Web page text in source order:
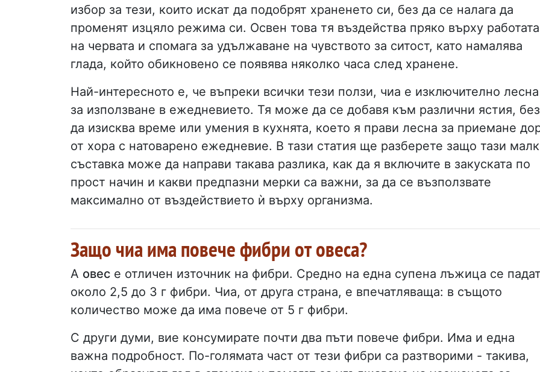
избор за тези, които искат да подобрят храненето си, без да се налага да
променят изцяло режима си. Освен това тя въздейства пряко върху работата
на червата и спомага за удължаване на чувството за ситост, като намалява
глада, който обикновено се появява няколко часа след хранене.
Най-интересното е, че въпреки всички тези ползи, чиа е изключително лесна
за използване в ежедневието. Тя може да се добавя към различни ястия, без
да изисква време или умения в кухнята, което я прави лесна за приемане
от хора с натоварено ежедневие. В тази статия ще разберете защо тази
съставка може да направи такава разлика, как да я включите в закуската по
прост начин и какви предпазни мерки са важни, за да се възползвате
максимално от въздействието ѝ върху организма.
Защо чиа има повече фибри от овеса?
A овес е отличен източник на фибри. Средно на една супена лъжица се
около 2,5 до 3 г фибри. Чиа, от друга страна, е впечатляваща: в същото
количество може да има повече от 5 г фибри.
С други думи, вие консумирате почти два пъти повече фибри. Има и една
важна подробност. По-голямата част от тези фибри са разтворими - такива,